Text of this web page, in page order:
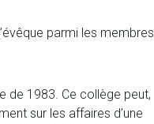
parmi les membres
de 1983. Ce collège peut,
sur les affaires d’une